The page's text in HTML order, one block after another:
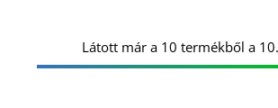
Látott már a 10 termékből a 10.